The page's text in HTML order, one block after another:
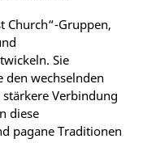
Church“-Gruppen,
Sie
den wechselnden
stärkere Verbindung
diese
pagane Traditionen